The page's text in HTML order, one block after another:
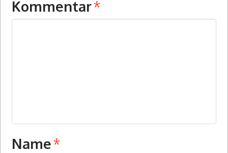
Kommentar*
Name*